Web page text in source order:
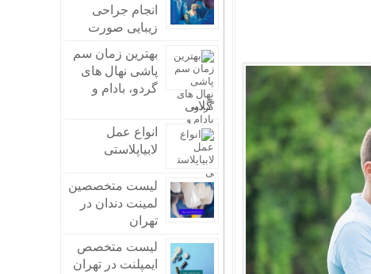
می‌کند
را به بدن برساند
ویتامین سی زیادی دارند
طبیعت برگزار می‌شود
انجام جراحی
زیبایی صورت
بهترین زمان سم
پاشی نهال های
گردو، بادام و
گلابی
انواع عمل
لابیاپلاستی
لیست متخصصین
لمینت دندان در
تهران
لیست متخصص
ایمپلنت در تهران